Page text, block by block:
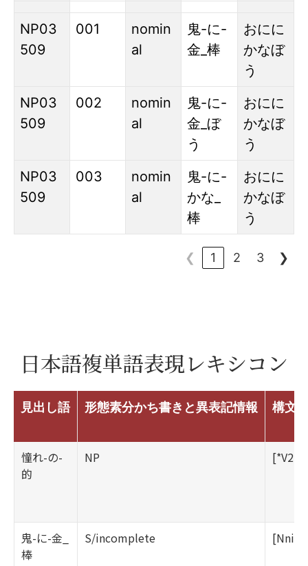
NP03
509
001
nomin
al
鬼-に-
金 棒
おにに
かなぼ
う
NP03
509
002
nomin
al
鬼-に-
金 ぼ
う
おにに
かなぼ
う
NP03
509
003
nomin
al
鬼-に-
かな
棒
おにに
かなぼ
う
❮ 1 2 3 ❯
日本語複単語表現レキシコン
見出し語 形態素分かち書きと異表記情報 構文
憧れ-の-
的
NP
鬼-に-金_
棒
S/incomplete